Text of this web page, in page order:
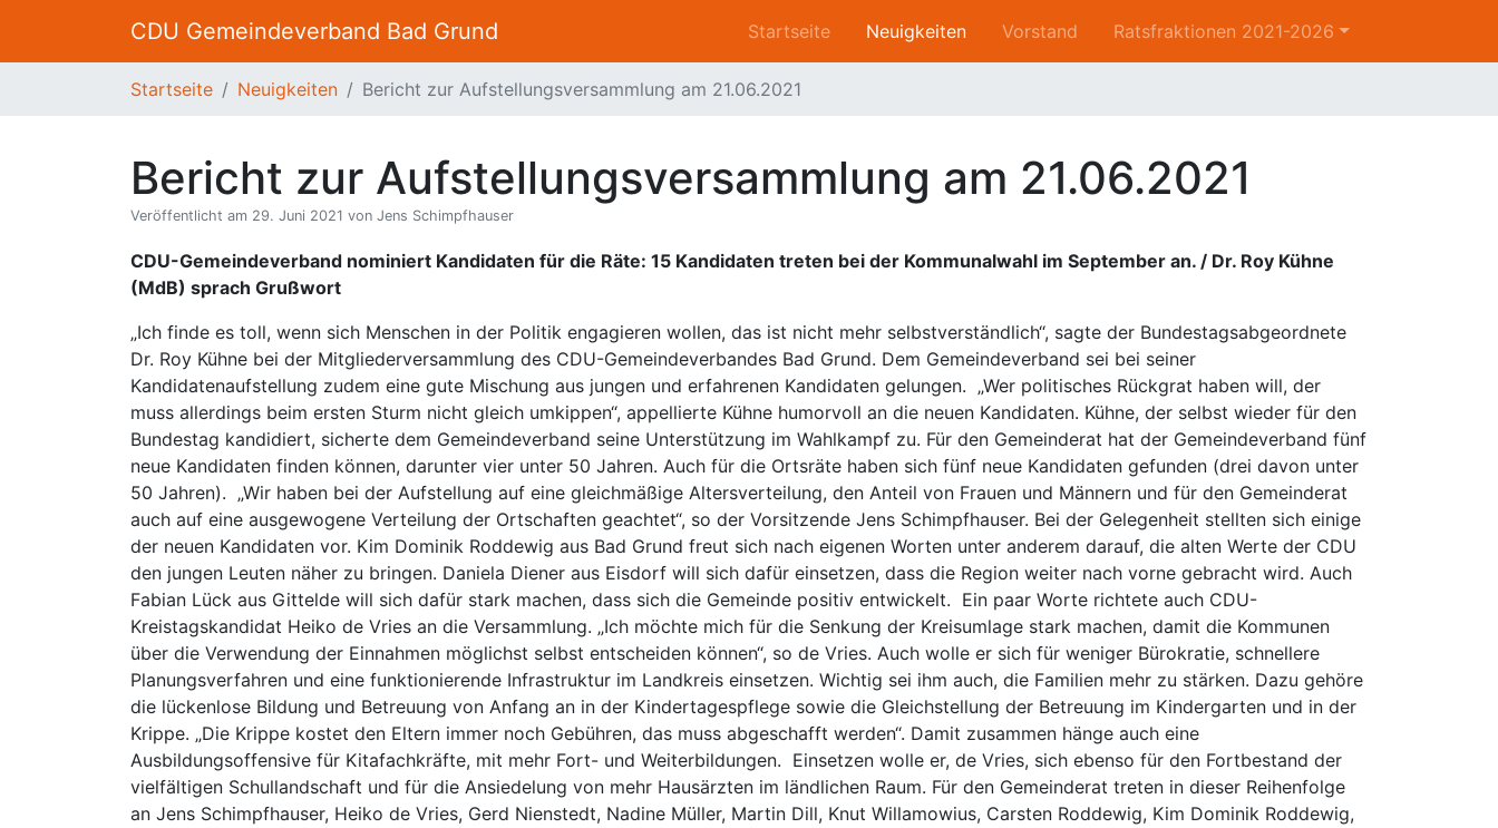
CDU Gemeindeverband Bad Grund Startseite Neuigkeiten Vorstand Ratsfraktionen 2021-2026
Startseite Neuigkeiten Bericht zur Aufstellungsversammlung am 21.06.2021
Bericht zur Aufstellungsversammlung am 21.06.2021
Veröffentlicht am 29. Juni 2021 von Jens Schimpfhauser
CDU-Gemeindeverband nominiert Kandidaten für die Räte: 15 Kandidaten treten bei der Kommunalwahl im September an. / Dr. Roy Kühne
(MdB) sprach Grußwort
„Ich finde es toll, wenn sich Menschen in der Politik engagieren wollen, das ist nicht mehr selbstverständlich“, sagte der Bundestagsabgeordnete
Dr. Roy Kühne bei der Mitgliederversammlung des CDU-Gemeindeverbandes Bad Grund. Dem Gemeindeverband sei bei seiner
Kandidatenaufstellung zudem eine gute Mischung aus jungen und erfahrenen Kandidaten gelungen. „Wer politisches Rückgrat haben will, der
muss allerdings beim ersten Sturm nicht gleich umkippen“, appellierte Kühne humorvoll an die neuen Kandidaten. Kühne, der selbst wieder für den
Bundestag kandidiert, sicherte dem Gemeindeverband seine Unterstützung im Wahlkampf zu. Für den Gemeinderat hat der Gemeindeverband fünf
neue Kandidaten finden können, darunter vier unter 50 Jahren. Auch für die Ortsräte haben sich fünf neue Kandidaten gefunden (drei davon unter
50 Jahren). „Wir haben bei der Aufstellung auf eine gleichmäßige Altersverteilung, den Anteil von Frauen und Männern und für den Gemeinderat
auch auf eine ausgewogene Verteilung der Ortschaften geachtet“, so der Vorsitzende Jens Schimpfhauser. Bei der Gelegenheit stellten sich einige
der neuen Kandidaten vor. Kim Dominik Roddewig aus Bad Grund freut sich nach eigenen Worten unter anderem darauf, die alten Werte der CDU
den jungen Leuten näher zu bringen. Daniela Diener aus Eisdorf will sich dafür einsetzen, dass die Region weiter nach vorne gebracht wird. Auch
Fabian Lück aus Gittelde will sich dafür stark machen, dass sich die Gemeinde positiv entwickelt. Ein paar Worte richtete auch CDU-
Kreistagskandidat Heiko de Vries an die Versammlung. „Ich möchte mich für die Senkung der Kreisumlage stark machen, damit die Kommunen
über die Verwendung der Einnahmen möglichst selbst entscheiden können“, so de Vries. Auch wolle er sich für weniger Bürokratie, schnellere
Planungsverfahren und eine funktionierende Infrastruktur im Landkreis einsetzen. Wichtig sei ihm auch, die Familien mehr zu stärken. Dazu gehöre
die lückenlose Bildung und Betreuung von Anfang an in der Kindertagespflege sowie die Gleichstellung der Betreuung im Kindergarten und in der
Krippe. „Die Krippe kostet den Eltern immer noch Gebühren, das muss abgeschafft werden“. Damit zusammen hänge auch eine
Ausbildungsoffensive für Kitafachkräfte, mit mehr Fort- und Weiterbildungen. Einsetzen wolle er, de Vries, sich ebenso für den Fortbestand der
vielfältigen Schullandschaft und für die Ansiedelung von mehr Hausärzten im ländlichen Raum. Für den Gemeinderat treten in dieser Reihenfolge
an Jens Schimpfhauser, Heiko de Vries, Gerd Nienstedt, Nadine Müller, Martin Dill, Knut Willamowius, Carsten Roddewig, Kim Dominik Roddewig,